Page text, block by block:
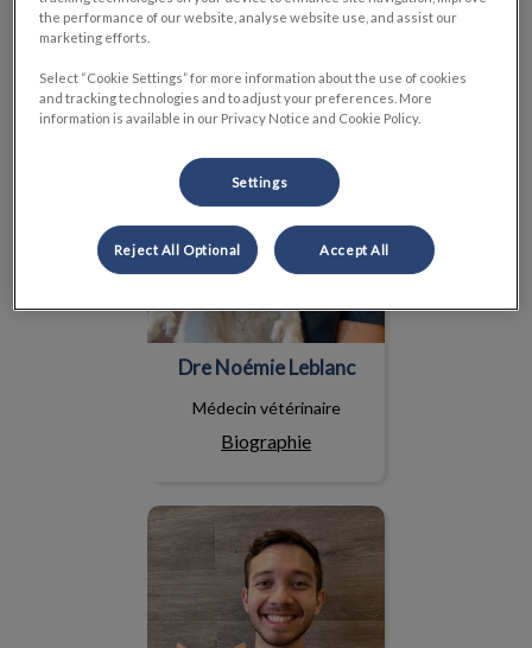
Dre Noémie Leblanc
Médecin vétérinaire
Biographie
Dr Mathieu Provencher-Tom
the performance of our website, analyse website use, and assist our
marketing efforts.
Select “Cookie Settings” for more information about the use of cookies
and tracking technologies and to adjust your preferences. More
information is available in our Privacy Notice and Cookie Policy.
Settings
Reject All Optional Accept All